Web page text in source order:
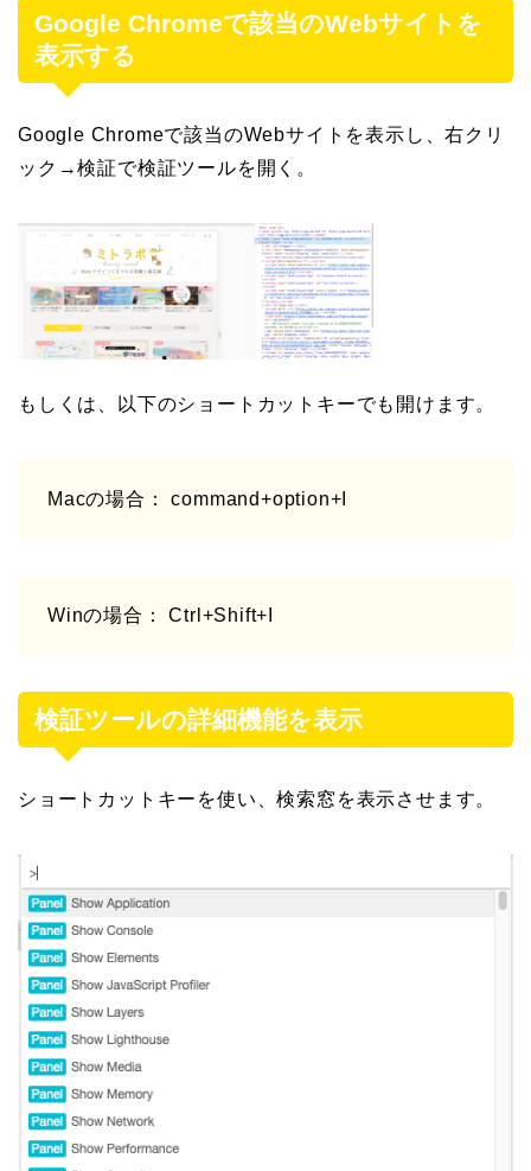
Google Chromeで該当のWebサイトを
表示する
Google Chromeで該当のWebサイトを表示し、右クリ
ック→検証で検証ツールを開く。
もしくは、以下のショートカットキーでも開けます。
Macの場合：command+option+
Winの場合：Ctrl +Shift+
検証ツールの詳細機能を表示
ショートカットキーを使い、検索窓を表示させます。